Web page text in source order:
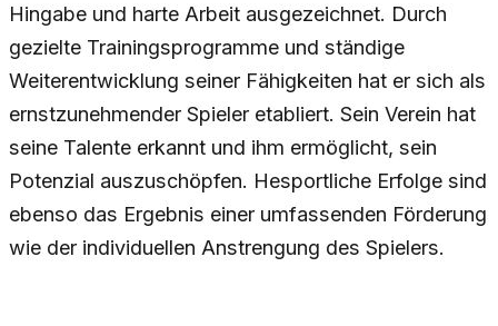
Hingabe und harte Arbeit ausgezeichnet. Durch
gezielte Trainingsprogramme und ständige
Weiterentwicklung seiner Fähigkeiten hat er sich als
ernstzunehmender Spieler etabliert. Sein Verein hat
seine Talente erkannt und ihm ermöglicht, sein
Potenzial auszuschöpfen. Hesportliche Erfolge sind
ebenso das Ergebnis einer umfassenden Förderung
wie der individuellen Anstrengung des Spielers.